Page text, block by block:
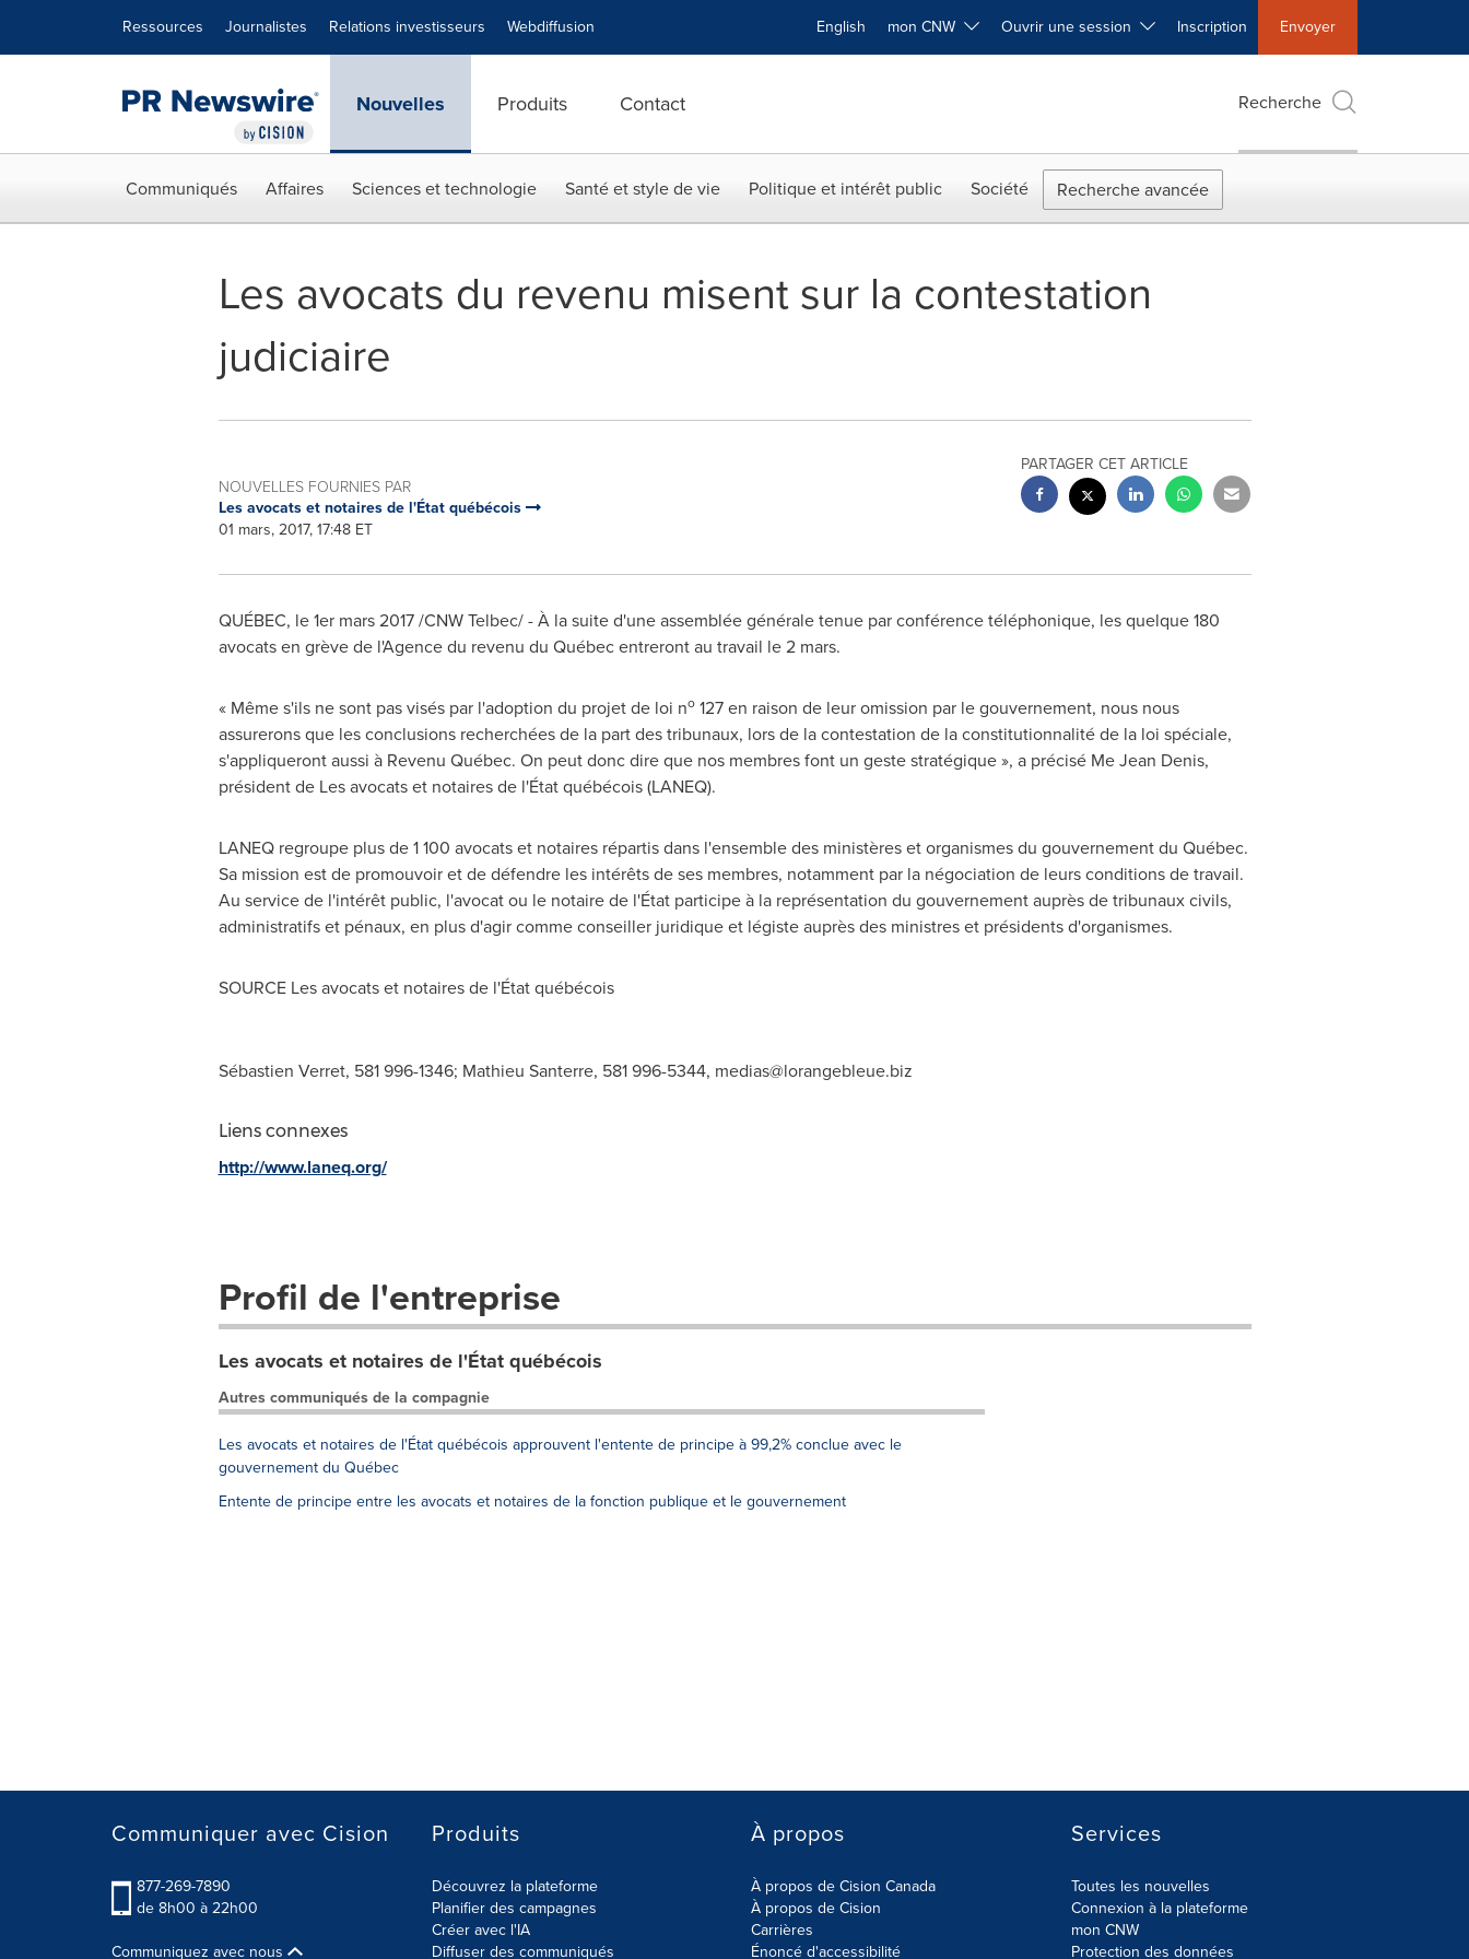
Ressources Journalistes Relations investisseurs Webdiffusion English mon CNW Ouvrir une session Inscription Envoyer
Nouvelles Produits Contact Recherche
Communiqués Affaires Sciences et technologie Santé et style de vie Politique et intérêt public Société Recherche avancée
Les avocats du revenu misent sur la contestation
judiciaire
NOUVELLES FOURNIES PAR
Les avocats et notaires de l'État québécois
01 mars, 2017, 17:48 ET
PARTAGER CET ARTICLE
QUÉBEC, le 1er mars 2017 /CNW Telbec/ - À la suite d'une assemblée générale tenue par conférence téléphonique, les quelque 180
avocats en grève de l'Agence du revenu du Québec entreront au travail le 2 mars.
« Même s'ils ne sont pas visés par l'adoption du projet de loi no127 en raison de leur omission par le gouvernement, nous nous
assurerons que les conclusions recherchées de la part des tribunaux, lors de la contestation de la constitutionnalité de la loi spéciale,
s'appliqueront aussi à Revenu Québec. On peut donc dire que nos membres font un geste stratégique », a précisé Me Jean Denis,
président de Les avocats et notaires de l'État québécois (LANEQ).
LANEQ regroupe plus de 1 100 avocats et notaires répartis dans l'ensemble des ministères et organismes du gouvernement du Québec.
Sa mission est de promouvoir et de défendre les intérêts de ses membres, notamment par la négociation de leurs conditions de travail.
Au service de l'intérêt public, l'avocat ou le notaire de l'État participe à la représentation du gouvernement auprès de tribunaux civils,
administratifs et pénaux, en plus d'agir comme conseiller juridique et légiste auprès des ministres et présidents d'organismes.
SOURCE Les avocats et notaires de l'État québécois
Sébastien Verret, 581 996-1346; Mathieu Santerre, 581 996-5344, medias@lorangebleue.biz
Liens connexes
http://www.laneq.org/
Profil de l'entreprise
Les avocats et notaires de l'État québécois
Autres communiqués de la compagnie
Les avocats et notaires de l'État québécois approuvent l'entente de principe à 99,2% conclue avec le
gouvernement du Québec
Entente de principe entre les avocats et notaires de la fonction publique et le gouvernement
Communiquer avec Cision
877-269-7890
de 8h00 à 22h00
Communiquez avec nous
Produits
Découvrez la plateforme
Planifier des campagnes
Créer avec l'IA
Diffuser des communiqués
À propos
À propos de Cision Canada
À propos de Cision
Carrières
Énoncé d'accessibilité
Services
Toutes les nouvelles
Connexion à la plateforme
mon CNW
Protection des données